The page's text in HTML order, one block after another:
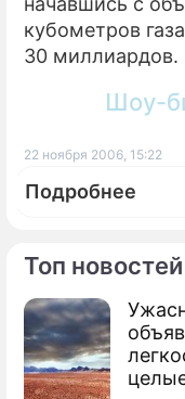
Топ
кубометров
30 миллиардов.
Шоу-
22 ноября 2006, 15:22
Подробнее
По теме
Российский
подорожает